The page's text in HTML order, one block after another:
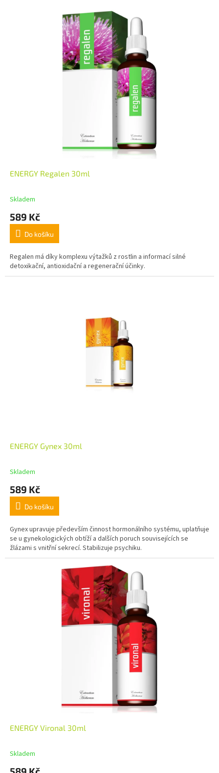
ENERGY Regalen 30ml
Skladem
589 Kč
Do košíku
Regalen má díky komplexu výtažků z rostlin a informací silné
detoxikační, antioxidační a regenerační účinky.
ENERGY Gynex 30ml
Skladem
589 Kč
Do košíku
Gynex upravuje především činnost hormonálního systému, uplatňuje
se u gynekologických obtíží a dalších poruch souvisejících se
žlázami s vnitřní sekrecí. Stabilizuje psychiku.
ENERGY Vironal 30ml
Skladem